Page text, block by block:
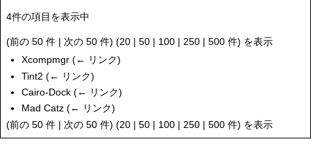
4件の項目を表示中
(前の 50 件 | 次の 50 件) (20 | 50 | 100 | 250 | 500 件) を表示
Xcompmgr (← リンク)
Tint2 (← リンク)
Cairo-Dock (← リンク)
Mad Catz (← リンク)
(前の 50 件 | 次の 50 件) (20 | 50 | 100 | 250 | 500 件) を表示